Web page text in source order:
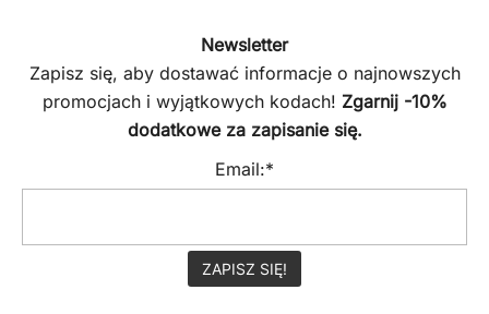
Newsletter
Zapisz się, aby dostawać informacje o najnowszych
promocjach i wyjątkowych kodach! Zgarnij -10%
dodatkowe za zapisanie się.
Email:*